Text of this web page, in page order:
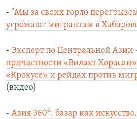
- "Мы за своих горло
угрожают мигрантам в
- Эксперт по Центральной Азии
причастности «Вилаят Хорасан»
«Крокусе» и рейдах против
(видео)
- Азия 360°: базар как искусство